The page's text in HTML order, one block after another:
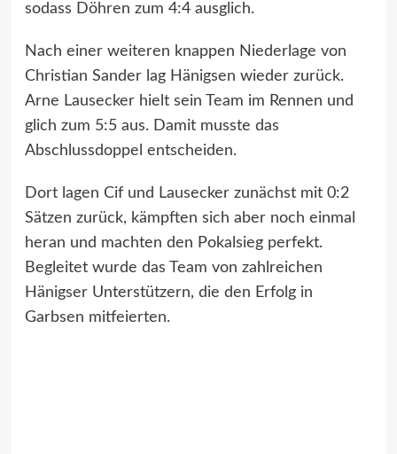
sodass Döhren zum 4:4 ausglich.
Nach einer weiteren knappen Niederlage von
Christian Sander lag Hänigsen wieder zurück.
Arne Lausecker hielt sein Team im Rennen und
glich zum 5:5 aus. Damit musste das
Abschlussdoppel entscheiden.
Dort lagen Cif und Lausecker zunächst mit 0:2
Sätzen zurück, kämpften sich aber noch einmal
heran und machten den Pokalsieg perfekt.
Begleitet wurde das Team von zahlreichen
Hänigser Unterstützern, die den Erfolg in
Garbsen mitfeierten.